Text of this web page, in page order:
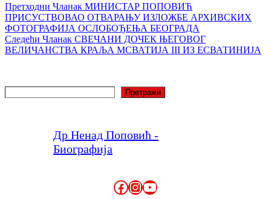
Претходни Чланак МИНИСТАР ПОПОВИЋ
ПРИСУСТВОВАО ОТВАРАЊУ ИЗЛОЖБЕ АРХИВСКИХ
ФОТОГРАФИЈА ОСЛОБОЂЕЊА БЕОГРАДА
Следећи Чланак СВЕЧАНИ ДОЧЕК ЊЕГОВОГ
ВЕЛИЧАНСТВА КРАЉА МСВАТИЈА III ИЗ ЕСВАТИНИЈА
Претражи
Др Ненад Поповић -
Биографија
Facebook
Instagram
YouTube